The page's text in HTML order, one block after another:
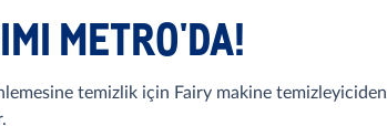
METRO'DA!
temizlik için Fairy makine temizleyiciden